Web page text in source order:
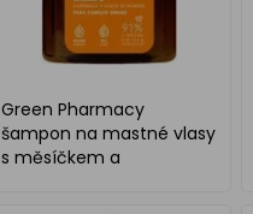
Green Pharmacy
šampon na mastné vlasy
s měsíčkem a